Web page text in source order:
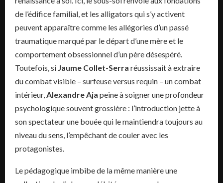
de l’édifice familial, et les alligators qui s’y activent
peuvent apparaître comme les allégories d’un passé
traumatique marqué par le départ d’une mère et le
comportement obsessionnel d’un père désespéré.
Toutefois, si Jaume Collet-Serra réussissait à extraire
du combat visible – surfeuse versus requin – un combat
intérieur,Alexandre Aja peine à soigner une profondeur
psychologique souvent grossière : l’introduction jette à
son spectateur une bouée qui le maintiendra toujours au
niveau du sens, l’empêchant de couler avec les
protagonistes.
Le pédagogique imbibe de la même manière une